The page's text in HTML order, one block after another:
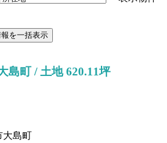
島町 / 土地 620.11坪
大島町